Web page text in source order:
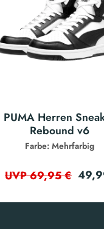
PUMA Herren
Rebound v6
Farbe: Mehrfarbig
UVP 69,95 €